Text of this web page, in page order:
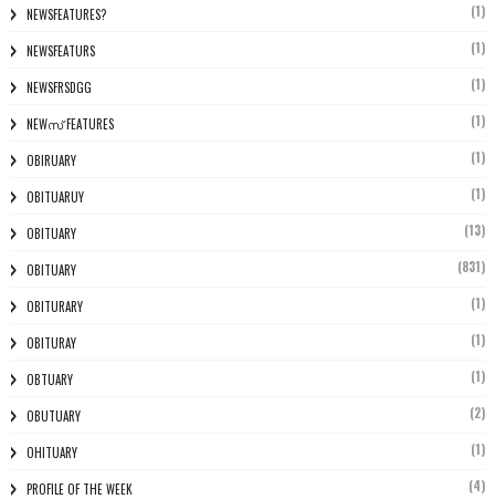
NEWSFEATURES? (1)
NEWSFEATURS (1)
NEWSFRSDGG (1)
NEWസ് FEATURES (1)
OBIRUARY (1)
OBITUARUY (1)
OBITUARY (13)
OBITUARY (831)
OBITURARY (1)
OBITURAY (1)
OBTUARY (1)
OBUTUARY (2)
OHITUARY (1)
PROFILE OF THE WEEK (4)